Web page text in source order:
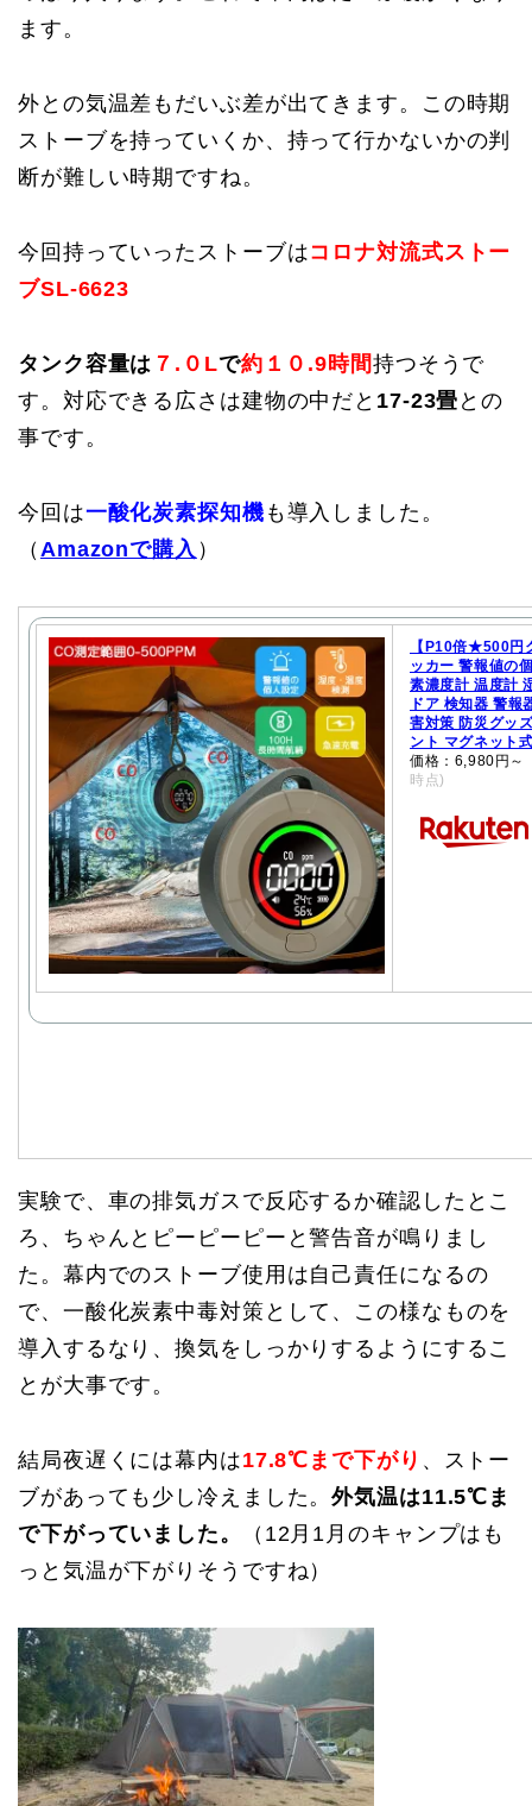
ます。
外との気温差もだいぶ差が出てきます。この時期
ストーブを持っていくか、持って行かないかの判
断が難しい時期ですね。
今回持っていったストーブはコロナ対流式ストー
ブSL-6623
タンク容量は ７.０Lで約１０.9時間持つそうで
す。対応できる広さは建物の中だと 17-23畳 との
事です。
今回は一酸化炭素探知機 も導入しました。
（ Amazonで購入 ）
【P10倍★500円
ッカー 警報値の
素濃度計 温度計
ドア 検知器 警報
害対策 防災グッ
ント マグネット
価格：6,980円～
時点)
実験で、車の排気ガスで反応するか確認したとこ
ろ、ちゃんとピーピーピーと警告音が鳴りまし
た。幕内でのストーブ使用は自己責任になるの
で、一酸化炭素中毒対策として、この様なものを
導入するなり、換気をしっかりするようにするこ
とが大事です。
結局夜遅くには幕内は17.8℃まで下がり 、ストー
ブがあっても少し冷えました。外気温は11.5℃ま
で下がっていました。
（12月1月のキャンプはも
っと気温が下がりそうですね）